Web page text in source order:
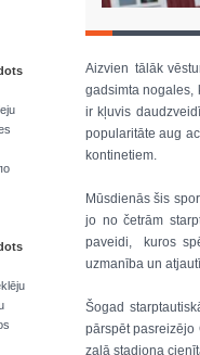
Aizvien tālāk
gadsimta nogales,
ir kļuvis
popularitāte aug
kontinetiem.
Mūsdienās šis
jo no četrām
paveidi, kuros
uzmanība un
Šogad
pārspēt pasreizējo
zaļā stadiona